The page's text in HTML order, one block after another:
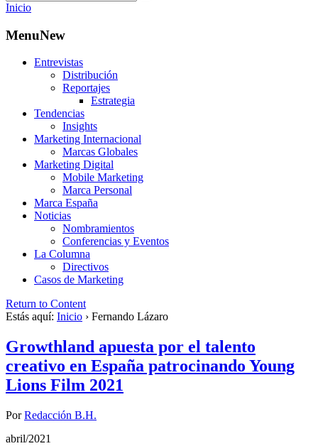
Inicio
MenuNew
Entrevistas
Distribución
Reportajes
Estrategia
Tendencias
Insights
Marketing Internacional
Marcas Globales
Marketing Digital
Mobile Marketing
Marca Personal
Marca España
Noticias
Nombramientos
Conferencias y Eventos
La Columna
Directivos
Casos de Marketing
Return to Content
Estás aquí: Inicio › Fernando Lázaro
Growthland apuesta por el talento
creativo en España patrocinando Young
Lions Film 2021
PorRedacción B.H.
abril/2021